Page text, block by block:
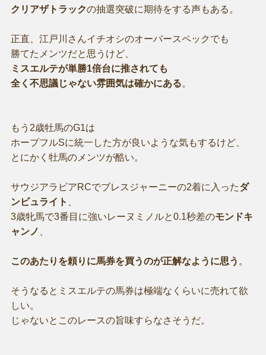
クリアザトラックの抽選突破に期待をする声もある。
正直、江戸川さんイチオシのオーバースペックでも
勝てたメンツだと思うけど、
ミスエルテが単勝1倍台に推されても
全く不思議じゃない雰囲気は確かにある。
もう2歳牡馬のG1は
ホープフルSに統一した方が良いような気もするけど、
とにかく牡馬のメンツが酷い。
サウジアラビアRCでブレスジャーニーの2着に入ったダ
ンビュライト
3歳牝馬で3番目に強いレーヌミノルと0.1秒差のモンドキ
ャンノ
このあたりを頼りに馬券を買うのが正解なように思う 。
そうなるとミスエルテの馬券は極端なくらいに売れて欲
しい。
じゃないとこのレースの旨味すらなさそうだ。